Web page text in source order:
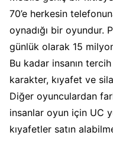
70’e herkesin
oynadığı bir oyundur.
günlük olarak 15
Bu kadar insanın
karakter, kıyafet ve
Diğer oyunculardan
insanlar oyun için UC
kıyafetler satın